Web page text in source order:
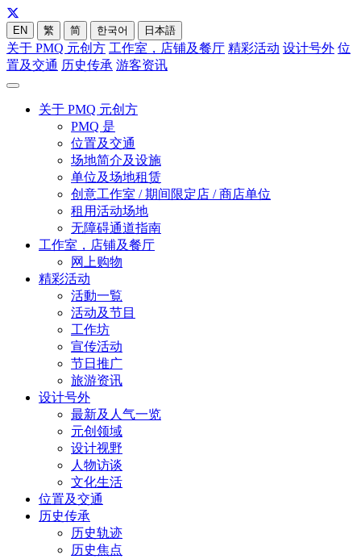
EN 繁 简 한국어 日本語
关于 PMQ 元创方 工作室，店铺及餐厅 精彩活动 设计号外 位
置及交通 历史传承 游客资讯
关于 PMQ 元创方
PMQ 是
位置及交通
场地简介及设施
单位及场地租赁
创意工作室 / 期间限定店 / 商店单位
租用活动场地
无障碍通道指南
工作室，店铺及餐厅
网上购物
精彩活动
活動一覧
活动及节目
工作坊
宣传活动
节日推广
旅游资讯
设计号外
最新及人气一览
元创领域
设计视野
人物访谈
文化生活
位置及交通
历史传承
历史轨迹
历史焦点